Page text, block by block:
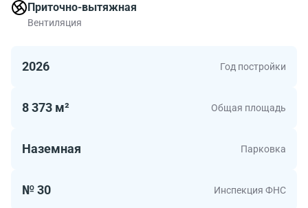
московской компании.
Приточно-вытяжная
Вентиляция
2026 Год постройки
8 373 м² Общая площадь
Наземная Парковка
№ 30 Инспекция ФНС